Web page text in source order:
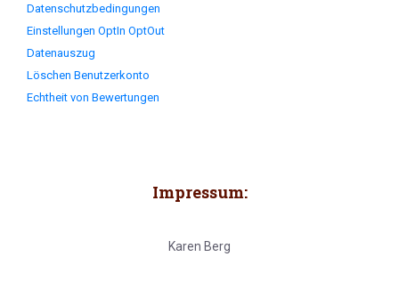
Datenschutzbedingungen
Einstellungen OptIn OptOut
Datenauszug
Löschen Benutzerkonto
Echtheit von Bewertungen
Impressum:
Karen Berg